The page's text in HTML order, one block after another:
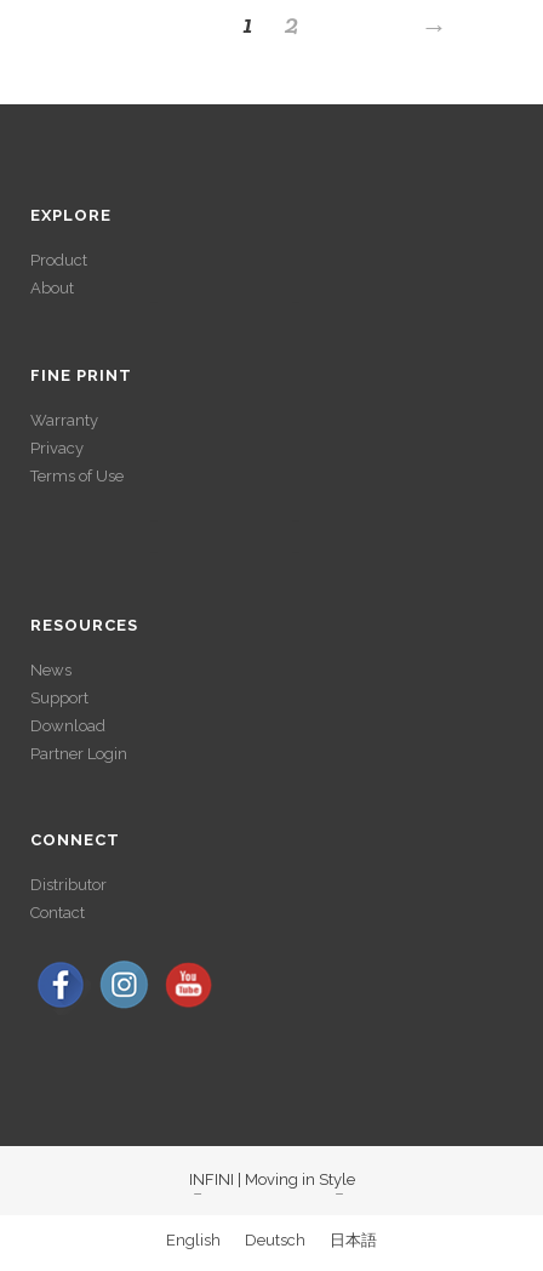
1 2 →
EXPLORE
Product
About
GAINS SANS
VÉRIFICATION
FINE PRINT
Warranty
Privacy
Terms of Use
GAINS SANS
VÉRIFICATION
LONGUE
Avec un , vous pouvez retirer vos gains plus rapidement. Certaines
GAINS SANS
VÉRIFICATION
LONGUE
RESOURCES
News
Support
Download
Partner Login
CONNECT
Distributor
Contact
INFINI | Moving in Style
ACCÉDER À SES
English Deutsch 日本語